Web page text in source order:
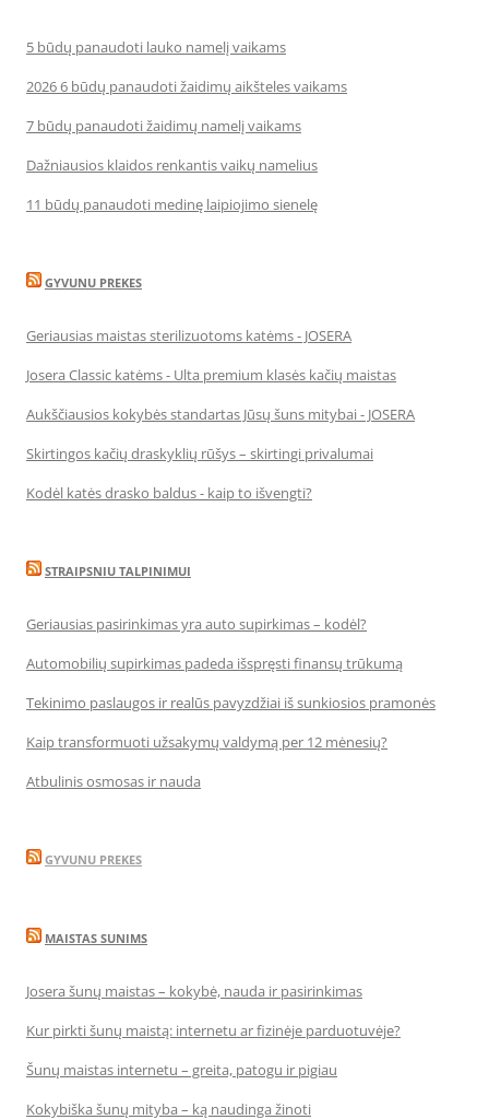
5 būdų panaudoti lauko namelį vaikams
2026 6 būdų panaudoti žaidimų aikšteles vaikams
7 būdų panaudoti žaidimų namelį vaikams
Dažniausios klaidos renkantis vaikų namelius
11 būdų panaudoti medinę laipiojimo sienelę
GYVUNU PREKES
Geriausias maistas sterilizuotoms katėms - JOSERA
Josera Classic katėms - Ulta premium klasės kačių maistas
Aukščiausios kokybės standartas Jūsų šuns mitybai - JOSERA
Skirtingos kačių draskyklių rūšys – skirtingi privalumai
Kodėl katės drasko baldus - kaip to išvengti?
STRAIPSNIU TALPINIMUI
Geriausias pasirinkimas yra auto supirkimas – kodėl?
Automobilių supirkimas padeda išspręsti finansų trūkumą
Tekinimo paslaugos ir realūs pavyzdžiai iš sunkiosios pramonės
Kaip transformuoti užsakymų valdymą per 12 mėnesių?
Atbulinis osmosas ir nauda
GYVUNU PREKES
MAISTAS SUNIMS
Josera šunų maistas – kokybė, nauda ir pasirinkimas
Kur pirkti šunų maistą: internetu ar fizinėje parduotuvėje?
Šunų maistas internetu – greita, patogu ir pigiau
Kokybiška šunų mityba – ką naudinga žinoti